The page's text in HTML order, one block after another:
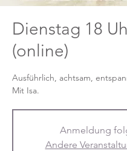
Dienstag 18
(online)
Ausführlich, achtsam,
Mit Isa.
Anmeldung
Andere